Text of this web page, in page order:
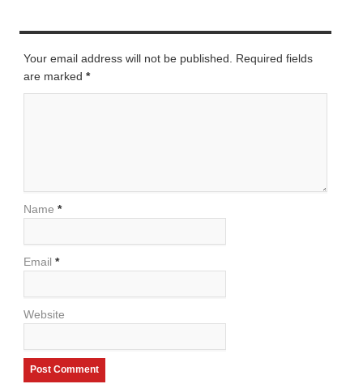
Your email address will not be published. Required fields
are marked *
Name *
Email *
Website